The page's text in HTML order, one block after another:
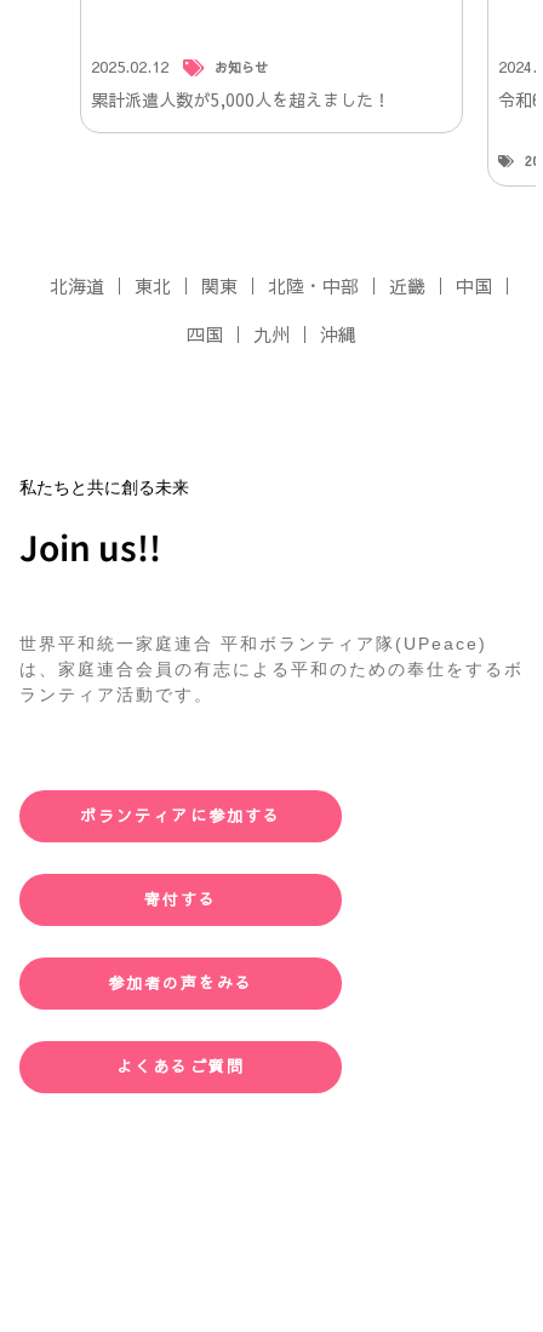
2025.02.12 お知らせ
累計派遣人数が5,000人を超えました！ 令和
北海道 東北 関東 北陸・中部 近畿
中国
四国
九州 沖縄
私たちと共に創る未来
Join us!!
世界平和統一家庭連合 平和ボランティア隊(UPeace)
は、家庭連合会員の有志による平和のための奉仕をするボ
ランティア活動です。
ボランティアに参加する
寄付する
参加者の声をみる
よくあるご質問